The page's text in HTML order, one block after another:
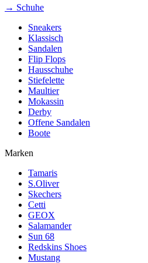
→ Schuhe
Sneakers
Klassisch
Sandalen
Flip Flops
Hausschuhe
Stiefelette
Maultier
Mokassin
Derby
Offene Sandalen
Boote
Marken
Tamaris
S.Oliver
Skechers
Cetti
GEOX
Salamander
Sun 68
Redskins Shoes
Mustang